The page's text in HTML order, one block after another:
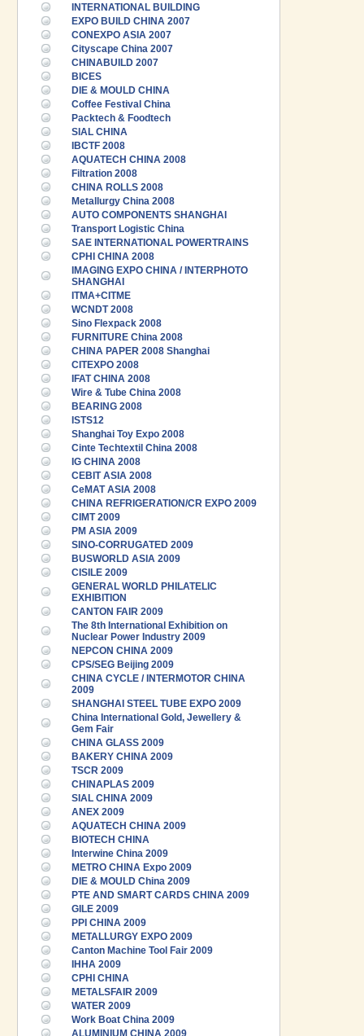
INTERNATIONAL BUILDING
EXPO BUILD CHINA 2007
CONEXPO ASIA 2007
Cityscape China 2007
CHINABUILD 2007
BICES
DIE & MOULD CHINA
Coffee Festival China
Packtech & Foodtech
SIAL CHINA
IBCTF 2008
AQUATECH CHINA 2008
Filtration 2008
CHINA ROLLS 2008
Metallurgy China 2008
AUTO COMPONENTS SHANGHAI
Transport Logistic China
SAE INTERNATIONAL POWERTRAINS
CPHI CHINA 2008
IMAGING EXPO CHINA / INTERPHOTO
SHANGHAI
ITMA+CITME
WCNDT 2008
Sino Flexpack 2008
FURNITURE China 2008
CHINA PAPER 2008 Shanghai
CITEXPO 2008
IFAT CHINA 2008
Wire & Tube China 2008
BEARING 2008
ISTS12
Shanghai Toy Expo 2008
Cinte Techtextil China 2008
IG CHINA 2008
CEBIT ASIA 2008
CeMAT ASIA 2008
CHINA REFRIGERATION/CR EXPO 2009
CIMT 2009
PM ASIA 2009
SINO-CORRUGATED 2009
BUSWORLD ASIA 2009
CISILE 2009
GENERAL WORLD PHILATELIC
EXHIBITION
CANTON FAIR 2009
The 8th International Exhibition on
Nuclear Power Industry 2009
NEPCON CHINA 2009
CPS/SEG Beijing 2009
CHINA CYCLE / INTERMOTOR CHINA
2009
SHANGHAI STEEL TUBE EXPO 2009
China International Gold, Jewellery &
Gem Fair
CHINA GLASS 2009
BAKERY CHINA 2009
TSCR 2009
CHINAPLAS 2009
SIAL CHINA 2009
ANEX 2009
AQUATECH CHINA 2009
BIOTECH CHINA
Interwine China 2009
METRO CHINA Expo 2009
DIE & MOULD China 2009
PTE AND SMART CARDS CHINA 2009
GILE 2009
PPI CHINA 2009
METALLURGY EXPO 2009
Canton Machine Tool Fair 2009
IHHA 2009
CPHI CHINA
METALSFAIR 2009
WATER 2009
Work Boat China 2009
ALUMINIUM CHINA 2009